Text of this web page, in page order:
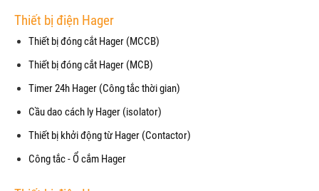
Thiết bị điện Hager
Thiết bị đóng cắt Hager (MCCB)
Thiết bị đóng cắt Hager (MCB)
Timer 24h Hager (Công tắc thời gian)
Cầu dao cách ly Hager (isolator)
Thiết bị khởi động từ Hager (Contactor)
Công tắc - Ổ cắm Hager